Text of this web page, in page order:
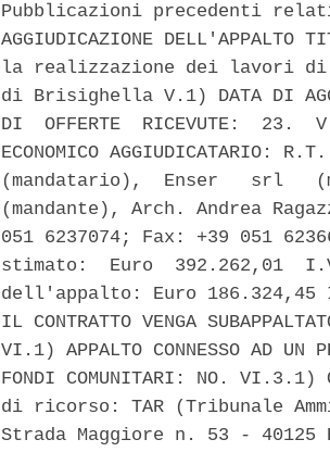
Pubblicazioni precedenti
AGGIUDICAZIONE
la realizzazione dei lavori di
di Brisighella V.1) DATA DI
DI  OFFERTE  RICEVUTE:  23.
ECONOMICO
(mandatario),  Enser   srl
(mandante), Arch. Andrea
051 6237074; Fax: +39 051
stimato:  Euro  392.262,01
dell'appalto: Euro 186.324,45
IL CONTRATTO VENGA
VI.1) APPALTO CONNESSO AD UN
FONDI COMUNITARI: NO.
di ricorso: TAR (Tribunale
Strada Maggiore n. 53 -